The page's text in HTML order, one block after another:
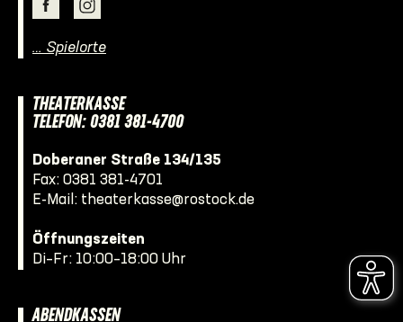
… Spielorte
THEATERKASSE
TELEFON: 0381 381-4700
Doberaner Straße 134/135
Fax: 0381 381-4701
E-Mail: theaterkasse@rostock.de
Öffnungszeiten
Di–Fr: 10:00–18:00 Uhr
ABENDKASSEN